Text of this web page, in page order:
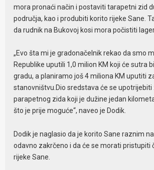
mora pronaći način i postaviti tarapetni zid
područja, kao i produbiti korito rijeke Sane.
da rudnik na Bukovoj kosi mora počistiti
„Evo šta mi je gradonačelnik rekao da smo
Republike uputili 1,0 milion KM koji će sutra
gradu, a planiramo još 4 miliona KM uputiti
stanovništvu.Dio sredstava će se upotrijebiti
parapetnog zida koji je dužine jedan
što je prije moguće“, naveo je Dodik.
Dodik je naglasio da je korito Sane raznim
odavno zakrčeno i da će se morati pristupiti
rijeke Sane.